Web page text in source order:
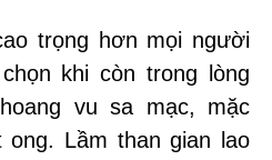
trọng hơn mọi người
khi còn trong lòng
vu sa mạc, mặc
Lầm than gian lao